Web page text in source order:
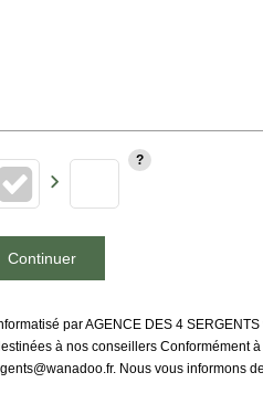
Continuer
par AGENCE DES 4
à nos conseillers
Nous vous